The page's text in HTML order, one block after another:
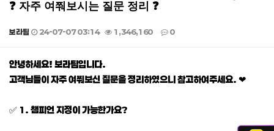
❓ 자주 여쭤보시는 질문 정리 ❓
보라팀 24-07-07 03:14 1,346,160 0
본문
안녕하세요! 보라팀입니다.
고객님들이 자주 여쭤보신 질문을 정리하였으니 참고하여주세요. ❤
✅ 1. 챔피언 지정이 가능한가요?